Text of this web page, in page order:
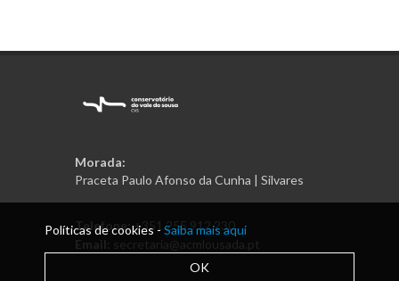
Morada:
Praceta Paulo Afonso da Cunha | Silvares
Telefone:+351 255 912 230
Email:
secretaria@acmlousada.pt
Políticas de cookies - Saiba mais aqui
OK